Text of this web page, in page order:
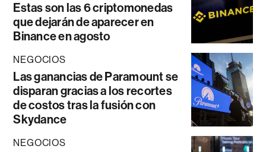
Estas son las 6 criptomonedas
que dejarán de aparecer en
Binance en agosto
NEGOCIOS
Las ganancias de Paramount se
disparan gracias a los recortes
de costos tras la fusión con
Skydance
NEGOCIOS